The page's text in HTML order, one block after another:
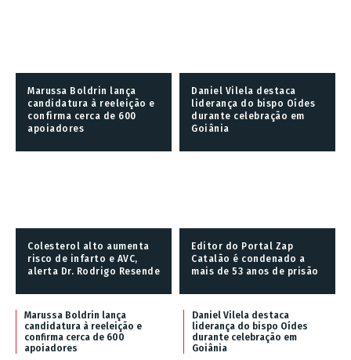
Marussa Boldrin lança
candidatura à reeleição e
confirma cerca de 600
apoiadores
Daniel Vilela destaca
liderança do bispo Oídes
durante celebração em
Goiânia
Colesterol alto aumenta
risco de infarto e AVC,
alerta Dr. Rodrigo Resende
Editor do Portal Zap
Catalão é condenado a
mais de 53 anos de prisão
Marussa Boldrin lança
candidatura à reeleição e
confirma cerca de 600
apoiadores
Daniel Vilela destaca
liderança do bispo Oídes
durante celebração em
Goiânia